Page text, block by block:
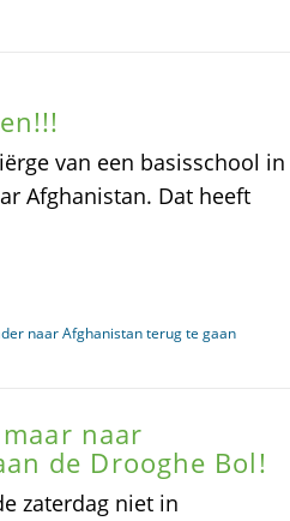
van een basisschool in
Afghanistan. Dat heeft
naar Afghanistan terug te gaan
naar
de Drooghe Bol!
zaterdag niet in